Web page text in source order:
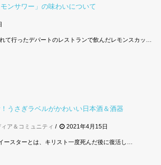
ンサワー」の味わいについて
て行ったデパートのレストランで飲んだレモンスカッ…
うさぎラベルがかわいい日本酒＆酒器
ア＆コミュニティ 2021年4月15日
ースターとは、キリスト一度死んだ後に復活し…